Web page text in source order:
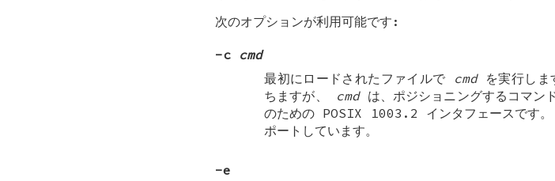
次のオプションが利用可能です:
-c cmd
最初にロードされたファイルで
cmdを実行しま
ちますが、
cmdは、ポジショニングするコマン
のための POSIX 1003.2 インタフェースです。
ポートしています。
-e